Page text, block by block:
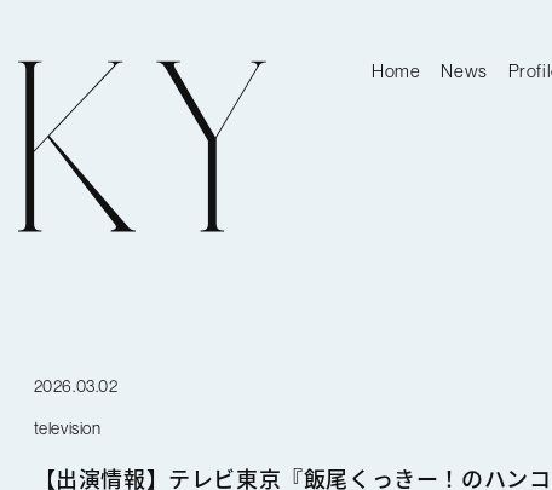
Home News
2026.03.02
television
【出演情報】テレビ東京『飯尾くっきー！のハン